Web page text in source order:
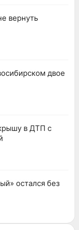
вернуть
двое
в ДТП с
остался без